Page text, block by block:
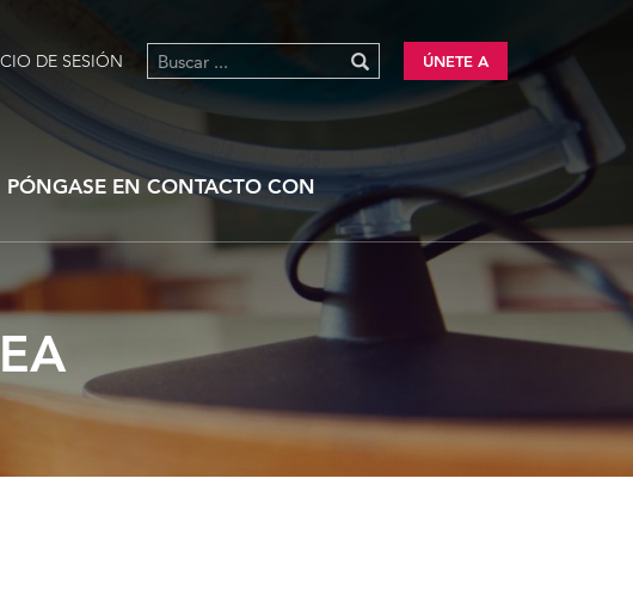
DE SESIÓN ÚNETE A
PÓNGASE EN CONTACTO CON